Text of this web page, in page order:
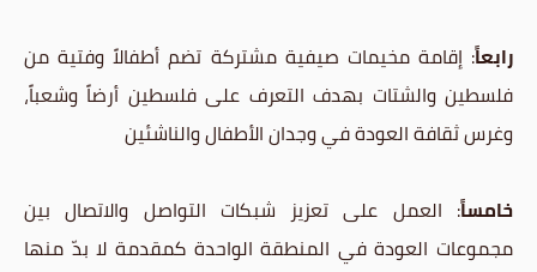
رابعاً: إقامة مخيمات صيفية مشتركة تضم أطفالاً وفتية من
فلسطين والشتات بهدف التعرف على فلسطين أرضاً وشعباً،
وغرس ثقافة العودة في وجدان الأطفال والناشئين
خامساً: العمل على تعزيز شبكات التواصل والاتصال بين
مجموعات العودة في المنطقة الواحدة كمقدمة لا بدّ منها